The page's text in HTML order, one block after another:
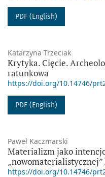
PDF (English)
Katarzyna Trzeciak
Krytyka. Cięcie.
ratunkowa
https://doi.org/10.14746/
PDF (English)
Paweł Kaczmarski
Materializm jako
https://doi.org/10.14746/